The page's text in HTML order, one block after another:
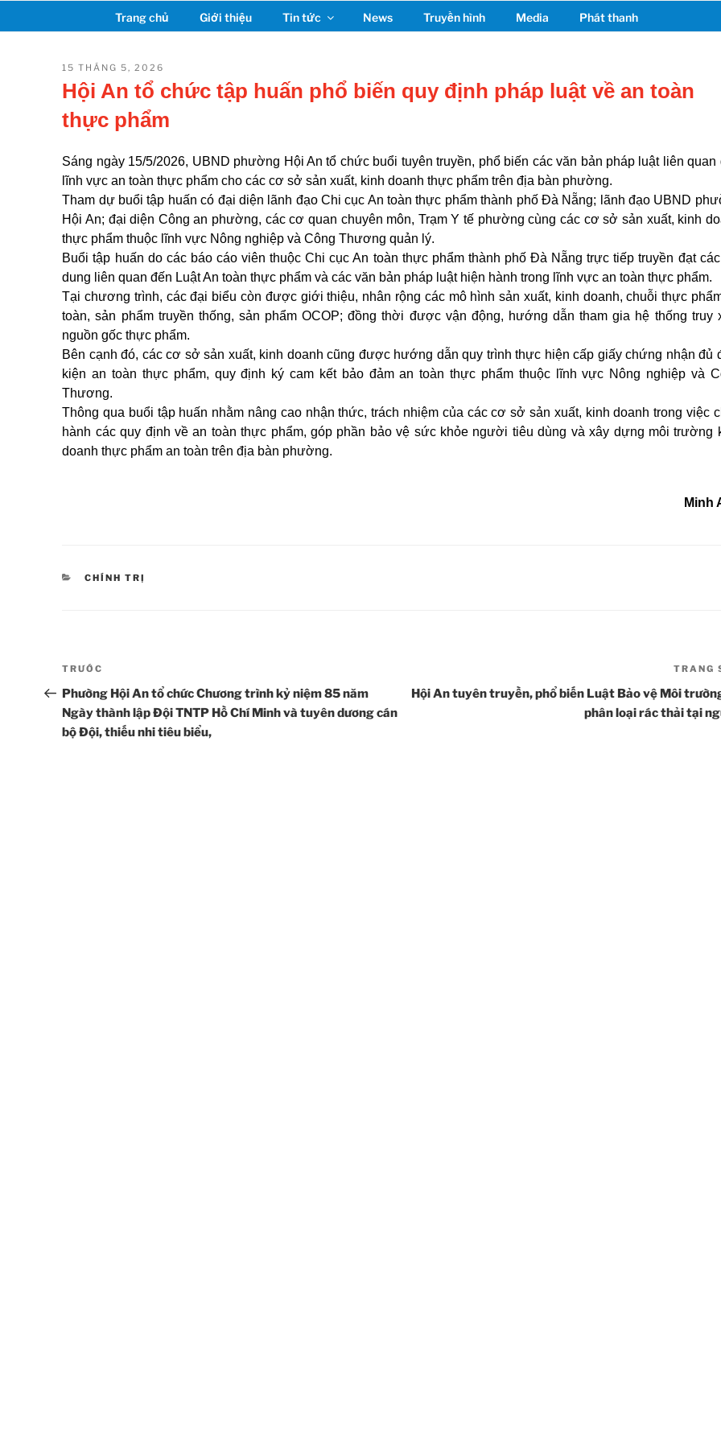
đến
Trang chủ Giới thiệu Tin tức News Truyền hình Media Phát thanh
ĐĂNG
TRONG
15 THÁNG 5, 2026
Hội An tổ chức tập huấn phổ biến quy định pháp luật về an toàn
thực phẩm
Sáng ngày 15/5/2026, UBND phường Hội An tổ chức buổi tuyên truyền, phổ biến các văn bản pháp luật liên quan
lĩnh vực an toàn thực phẩm cho các cơ sở sản xuất, kinh doanh thực phẩm trên địa bàn phường.
Tham dự buổi tập huấn có đại diện lãnh đạo Chi cục An toàn thực phẩm thành phố Đà Nẵng; lãnh đạo UBND
Hội An; đại diện Công an phường, các cơ quan chuyên môn, Trạm Y tế phường cùng các cơ sở sản xuất, kinh
thực phẩm thuộc lĩnh vực Nông nghiệp và Công Thương quản lý.
Buổi tập huấn do các báo cáo viên thuộc Chi cục An toàn thực phẩm thành phố Đà Nẵng trực tiếp truyền đạt
dung liên quan đến Luật An toàn thực phẩm và các văn bản pháp luật hiện hành trong lĩnh vực an toàn thực phẩm.
Tại chương trình, các đại biểu còn được giới thiệu, nhân rộng các mô hình sản xuất, kinh doanh, chuỗi thực
toàn, sản phẩm truyền thống, sản phẩm OCOP; đồng thời được vận động, hướng dẫn tham gia hệ thống truy
nguồn gốc thực phẩm.
Bên cạnh đó, các cơ sở sản xuất, kinh doanh cũng được hướng dẫn quy trình thực hiện cấp giấy chứng nhận đủ
kiện an toàn thực phẩm, quy định ký cam kết bảo đảm an toàn thực phẩm thuộc lĩnh vực Nông nghiệp và
Thương.
Thông qua buổi tập huấn nhằm nâng cao nhận thức, trách nhiệm của các cơ sở sản xuất, kinh doanh trong việc
hành các quy định về an toàn thực phẩm, góp phần bảo vệ sức khỏe người tiêu dùng và xây dựng môi trường
doanh thực phẩm an toàn trên địa bàn phường.
Minh
DANH
CHÍNH TRỊ
Điều
hướng
bài
Bài
cũ
hơn
TRƯỚC
Phường Hội An tổ chức Chương trình kỷ niệm 85 năm
Ngày thành lập Đội TNTP Hồ Chí Minh và tuyên dương cán
bộ Đội, thiếu nhi tiêu biểu,
TRANG
Hội An tuyên truyền, phổ biến Luật Bảo vệ Môi
phân loại rác thải tại